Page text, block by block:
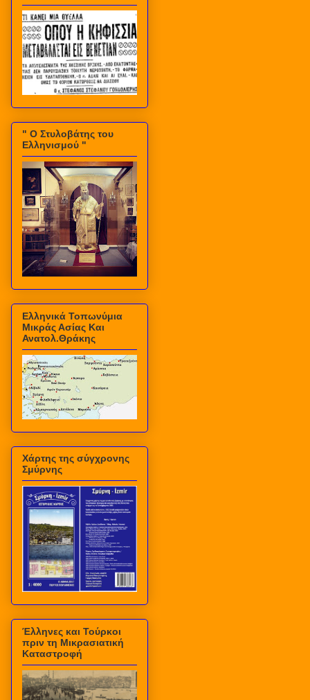
" Ο Στυλοβάτης του
Ελληνισμού "
Ελληνικά Τοπωνύμια
Μικράς Ασίας Και
Ανατολ.Θράκης
Χάρτης της σύγχρονης
Σμύρνης
Έλληνες και Τούρκοι
πριν τη Μικρασιατική
Καταστροφή